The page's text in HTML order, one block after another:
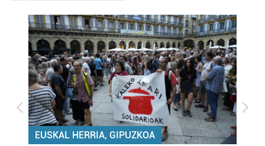
EUSKAL HERRIA, GIPUZKOA